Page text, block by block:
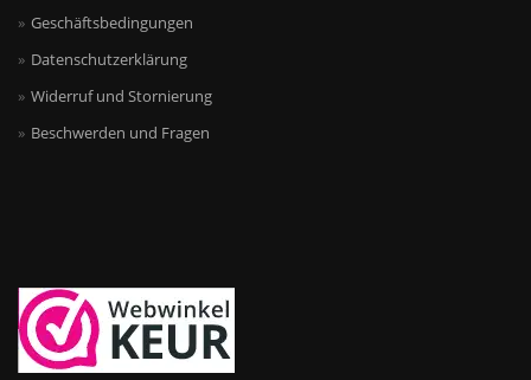
Geschäftsbedingungen
Datenschutzerklärung
Widerruf und Stornierung
Beschwerden und Fragen